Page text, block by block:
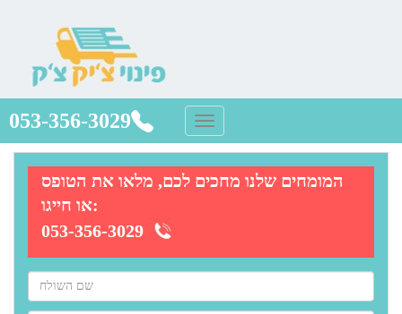
053-356-3029
המומחים שלנו מחכים לכם, מלאו את הטופס
או חייגו:
053-356-3029